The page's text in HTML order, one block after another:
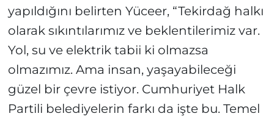
yapıldığını belirten Yüceer, “Tekirdağ halkı
olarak sıkıntılarımız ve beklentilerimiz var.
Yol, su ve elektrik tabii ki olmazsa
olmazımız. Ama insan, yaşayabileceği
güzel bir çevre istiyor. Cumhuriyet Halk
Partili belediyelerin farkı da işte bu. Temel